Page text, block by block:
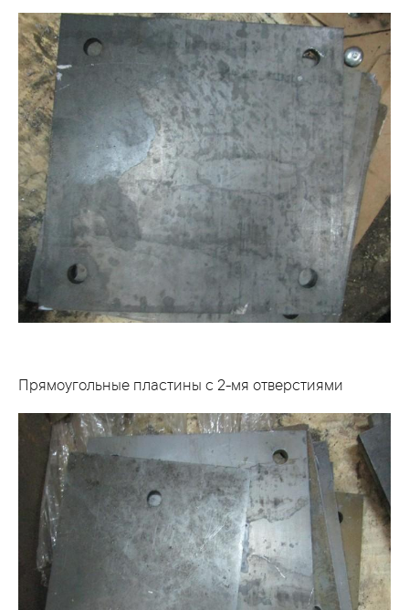
Прямоугольные пластины с 2-мя отверстиями